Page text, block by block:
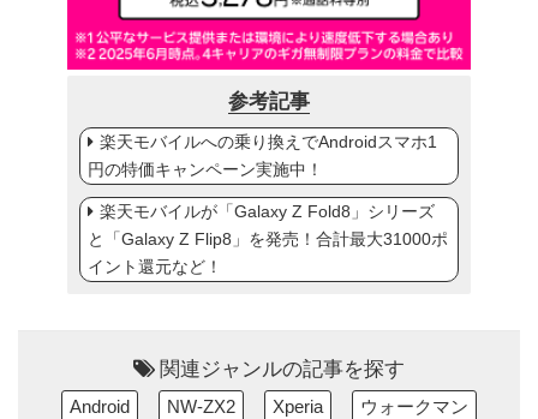
参考記事
楽天モバイルへの乗り換えでAndroidスマホ1
円の特価キャンペーン実施中！
楽天モバイルが「Galaxy Z Fold8」シリーズ
と「Galaxy Z Flip8」を発売！合計最大31000ポ
イント還元など！
関連ジャンルの記事を探す
Android NW-ZX2 Xperia ウォークマン